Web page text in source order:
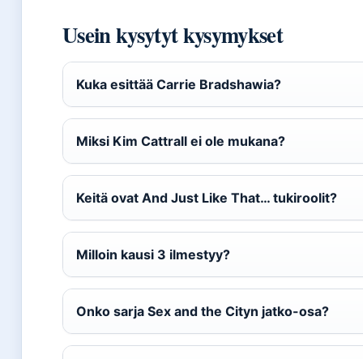
Usein kysytyt kysymykset
Kuka esittää Carrie Bradshawia?
Miksi Kim Cattrall ei ole mukana?
Keitä ovat And Just Like That… tukiroolit?
Milloin kausi 3 ilmestyy?
Onko sarja Sex and the Cityn jatko-osa?